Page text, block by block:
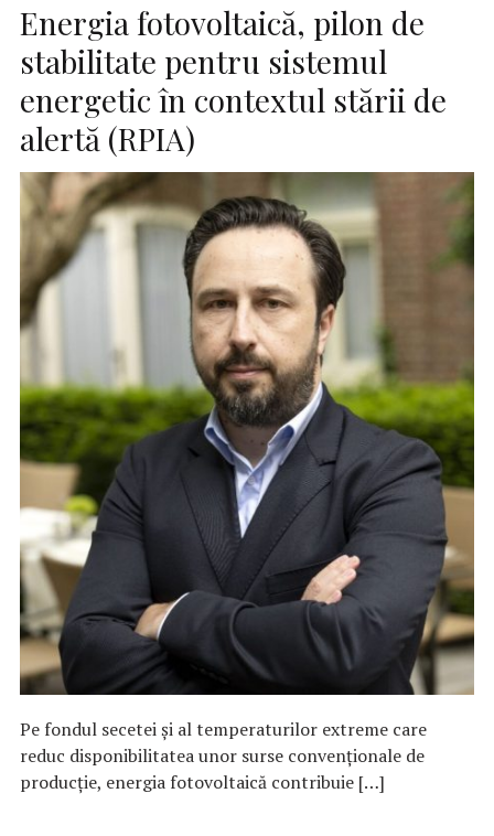
Energia fotovoltaică, pilon de
stabilitate pentru sistemul
energetic în contextul stării de
alertă (RPIA)
Pe fondul secetei și al temperaturilor extreme care
reduc disponibilitatea unor surse convenționale de
producție, energia fotovoltaică contribuie […]